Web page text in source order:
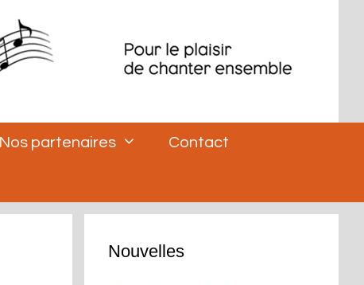
Nos partenaires Contact
Nouvelles